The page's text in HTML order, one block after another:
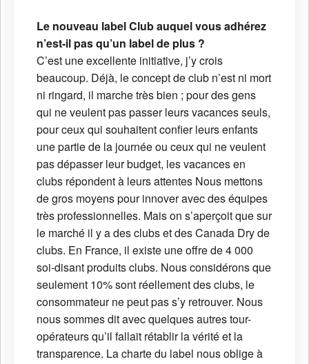
Le nouveau label Club auquel vous adhérez
n’est-il pas qu’un label de plus ?
C’est une excellente initiative, j’y crois
beaucoup. Déjà, le concept de club n’est ni mort
ni ringard, il marche très bien ; pour des gens
qui ne veulent pas passer leurs vacances seuls,
pour ceux qui souhaitent confier leurs enfants
une partie de la journée ou ceux qui ne veulent
pas dépasser leur budget, les vacances en
clubs répondent à leurs attentes Nous mettons
de gros moyens pour innover avec des équipes
très professionnelles. Mais on s’aperçoit que sur
le marché il y a des clubs et des Canada Dry de
clubs. En France, il existe une offre de 4 000
soi-disant produits clubs. Nous considérons que
seulement 10% sont réellement des clubs, le
consommateur ne peut pas s’y retrouver. Nous
nous sommes dit avec quelques autres tour-
opérateurs qu’il fallait rétablir la vérité et la
transparence. La charte du label nous oblige à